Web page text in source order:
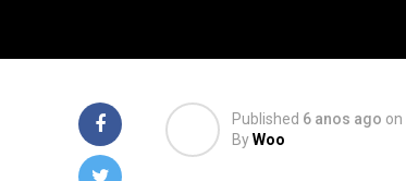
Published 6 anos ago on
ByWoo